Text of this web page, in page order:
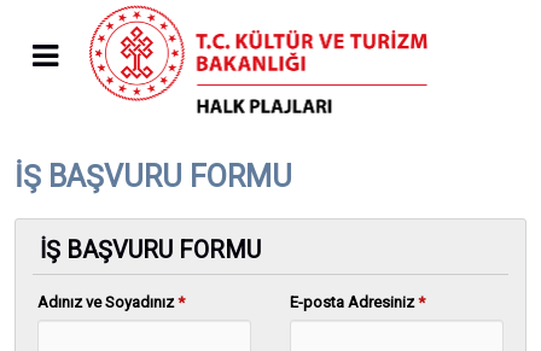
İŞ BAŞVURU FORMU
İŞ BAŞVURU FORMU
Adınız ve Soyadınız* E-posta Adresiniz*